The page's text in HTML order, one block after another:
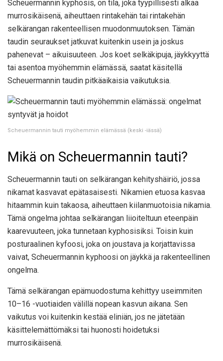
Scheuermannin kyphosis, on tila, joka tyypillisesti alkaa
murrosikäisenä, aiheuttaen rintakehän tai rintakehän
selkärangan rakenteellisen muodonmuutoksen. Tämän
taudin seuraukset jatkuvat kuitenkin usein ja joskus
pahenevat – aikuisuuteen. Jos koet selkäkipuja, jäykkyyttä
tai asentoa myöhemmin elämässä, saatat käsitellä
Scheuermannin taudin pitkäaikaisia ​​vaikutuksia.
Scheuermannin tauti myöhemmin elämässä (keski -iässä)
Mikä on Scheuermannin tauti?
Scheuermannin tauti on selkärangan kehityshäiriö, jossa
nikamat kasvavat epätasaisesti. Nikamien etuosa kasvaa
hitaammin kuin takaosa, aiheuttaen kiilanmuotoisia nikamia.
Tämä ongelma johtaa selkärangan liioiteltuun eteenpäin
kaarevuuteen, joka tunnetaan kyphosisiksi. Toisin kuin
posturaalinen kyfoosi, joka on joustava ja korjattavissa
vaivat, Scheuermannin kyphoosi on jäykkä ja rakenteellinen
ongelma.
Tämä selkärangan epämuodostuma kehittyy useimmiten
10–16 -vuotiaiden välillä nopean kasvun aikana. Sen
vaikutus voi kuitenkin kestää eliniän, jos ne jätetään
käsittelemättömäksi tai huonosti hoidetuksi
murrosikäisenä.